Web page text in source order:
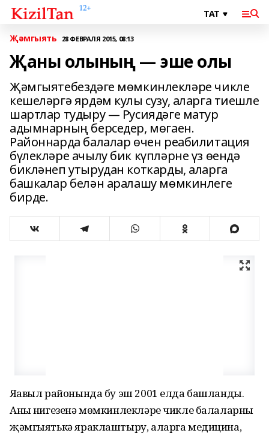
Җәмгыять 28 ФЕВРАЛЯ 2015, 08:13
Җаны олының — эше олы
Җәмгыятебездәге мөмкинлекләре чикле
кешеләргә ярдәм кулы сузу, аларга тиешле
шартлар тудыру — Русиядәге матур
адымнарның берседер, мөгаен.
Районнарда балалар өчен реабилитация
бүлекләре ачылу бик күпләрне үз өендә
бикләнеп утырудан коткарды, аларга
башкалар белән аралашу мөмкинлеге
бирде.
Яңавыл районында бу эш 2001 елда башланды.
Аның нигезенә мөмкинлекләре чикле балаларны
җәмгыятькә яраклаштыру, аларга медицина,